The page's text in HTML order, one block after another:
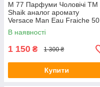
M 77 Парфуми Чоловічі ТМ
Shaik аналог аромату
Versace Man Eau Fraiche 50
ml
В наявності
1 150 ₴ 1 300 ₴
Купити